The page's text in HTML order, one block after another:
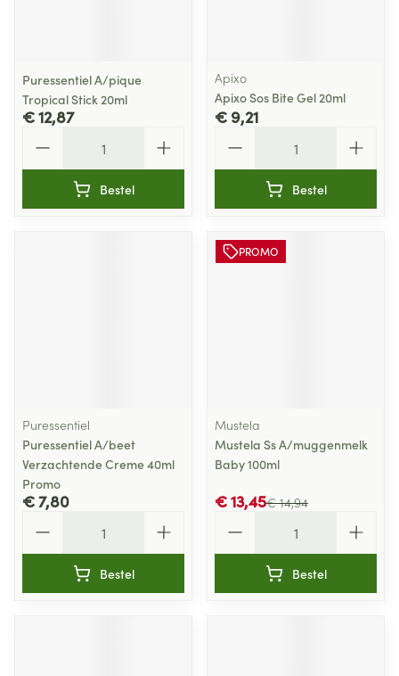
Puressentiel A/pique
Tropical Stick 20ml
€ 12,87
Bestel
Apixo
Apixo Sos Bite Gel 20ml
€ 9,21
Bestel
Puressentiel
Puressentiel A/beet
Verzachtende Creme 40ml
Promo
€ 7,80
Bestel
PROMO
Mustela
Mustela Ss A/muggenmelk
Baby 100ml
€ 14,94
€ 13,45
Bestel